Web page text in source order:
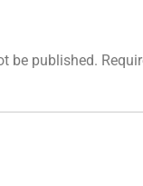
be published.